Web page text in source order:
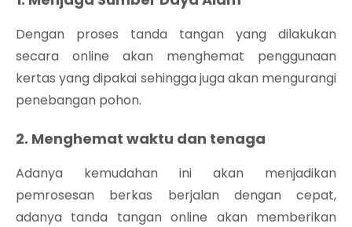
Dengan proses tanda tangan yang dilakukan
secara online akan menghemat penggunaan
kertas yang dipakai sehingga juga akan mengurangi
penebangan pohon.
2. Menghemat waktu dan tenaga
Adanya kemudahan ini akan menjadikan
pemrosesan berkas berjalan dengan cepat,
adanya tanda tangan online akan memberikan